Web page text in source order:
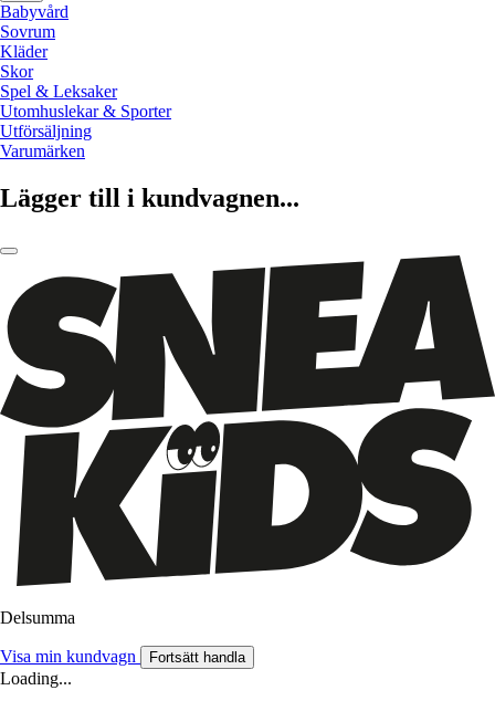
Babyvård
Sovrum
Kläder
Skor
Spel & Leksaker
Utomhuslekar & Sporter
Utförsäljning
Varumärken
Lägger till i kundvagnen...
Delsumma
Visa min kundvagn Fortsätt handla
Loading...